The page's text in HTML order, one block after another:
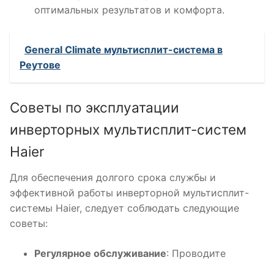
оптимальных результатов и комфорта.
General Climate мультисплит-система в
Реутове
Советы по эксплуатации
инверторных мультисплит-систем
Haier
Для обеспечения долгого срока службы и
эффективной работы инверторной мультисплит-
системы Haier, следует соблюдать следующие
советы:
Регулярное обслуживание: Проводите